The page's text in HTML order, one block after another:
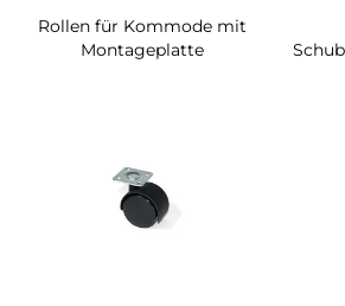
Rollen für Kommode mit
Montageplatte